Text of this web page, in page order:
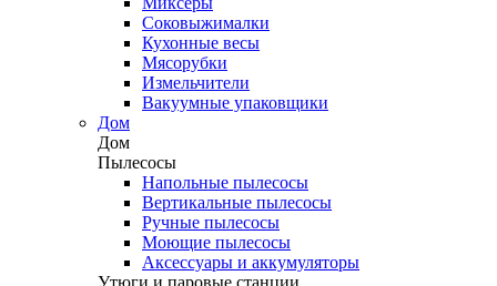
Соковыжималки
Кухонные весы
Мясорубки
Измельчители
Вакуумные упаковщики
Дом
Дом
Пылесосы
Напольные пылесосы
Вертикальные пылесосы
Ручные пылесосы
Моющие пылесосы
Аксессуары и аккумуляторы
Утюги и паровые станции